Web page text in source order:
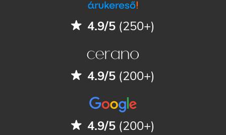
4.9/5 (250+)
4.9/5 (200+)
4.9/5 (200+)